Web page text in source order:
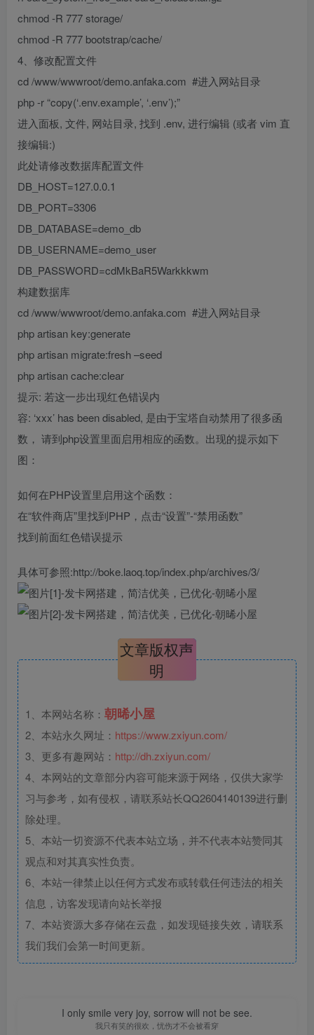
chmod -R 777 storage/
chmod -R 777 bootstrap/cache/
4、修改配置文件
cd /www/wwwroot/demo.anfaka.com #进入网站目录
php -r “copy(‘.env.example’, ‘.env’);”
进入面板, 文件, 网站目录, 找到 .env, 进行编辑 (或者 vim 直
接编辑:)
此处请修改数据库配置文件
DB_HOST=127.0.0.1
DB_PORT=3306
DB_DATABASE=demo_db
DB_USERNAME=demo_user
DB_PASSWORD=cdMkBaR5Warkkkwm
构建数据库
cd /www/wwwroot/demo.anfaka.com #进入网站目录
php artisan key:generate
php artisan migrate:fresh –seed
php artisan cache:clear
提示: 若这一步出现红色错误内
容: ‘xxx’ has been disabled, 是由于宝塔自动禁用了很多函
数， 请到php设置里面启用相应的函数。出现的提示如下
图：
如何在PHP设置里启用这个函数：
在“软件商店”里找到PHP，点击“设置”-“禁用函数”
找到前面红色错误提示
具体可参照:http://boke.laoq.top/index.php/archives/3/
文章版权声
明
1、本网站名称： 朝晞小屋
2、本站永久网址： https://www.zxiyun.com/
3、更多有趣网站： http://dh.zxiyun.com/
4、本网站的文章部分内容可能来源于网络，仅供大家学
习与参考，如有侵权，请联系站长QQ2604140139进行删
除处理。
5、本站一切资源不代表本站立场，并不代表本站赞同其
观点和对其真实性负责。
6、本站一律禁止以任何方式发布或转载任何违法的相关
信息，访客发现请向站长举报
7、本站资源大多存储在云盘，如发现链接失效，请联系
我们我们会第一时间更新。
I only smile very joy, sorrow will not be see.
我只有笑的很欢，忧伤才不会被看穿